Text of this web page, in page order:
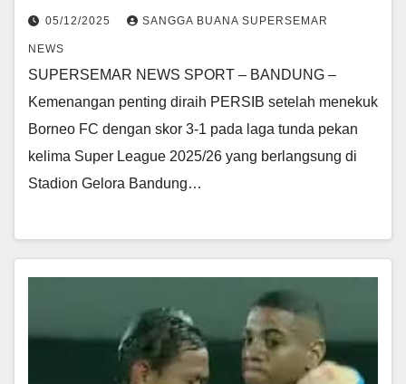
05/12/2025 SANGGA BUANA SUPERSEMAR
NEWS
SUPERSEMAR NEWS SPORT – BANDUNG –
Kemenangan penting diraih PERSIB setelah menekuk
Borneo FC dengan skor 3-1 pada laga tunda pekan
kelima Super League 2025/26 yang berlangsung di
Stadion Gelora Bandung…